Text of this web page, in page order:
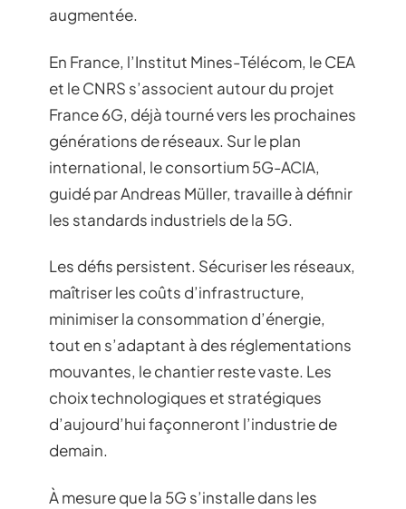
augmentée.
En France, l’Institut Mines-Télécom, le CEA
et le CNRS s’associent autour du projet
France 6G, déjà tourné vers les prochaines
générations de réseaux. Sur le plan
international, le consortium 5G-ACIA,
guidé par Andreas Müller, travaille à définir
les standards industriels de la 5G.
Les défis persistent. Sécuriser les réseaux,
maîtriser les coûts d’infrastructure,
minimiser la consommation d’énergie,
tout en s’adaptant à des réglementations
mouvantes, le chantier reste vaste. Les
choix technologiques et stratégiques
d’aujourd’hui façonneront l’industrie de
demain.
À mesure que la 5G s’installe dans les